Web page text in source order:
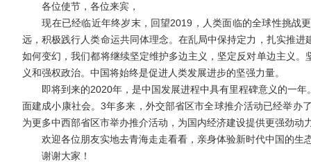
各位使节，各位来宾，
现在已经临近年终岁末，回望2019，人类面临的全球性挑战
远，积极践行人类命运共同体理念。在乱局中保持定力，扎实推
如何变幻，我们都将继续坚定维护多边主义，坚定反对单边主义
义和强权政治。中国将始终是促进人类发展进步的坚强力量。
即将到来的2020年，是中国发展进程中具有里程碑意义的一年
面建成小康社会。3年多来，外交部省区市全球推介活动已经举办
为更多中西部省区市举办推介活动，为国内经济建设提供更强劲
欢迎各位朋友实地去青海走走看看，亲身体验新时代中国的生
谢谢大家！